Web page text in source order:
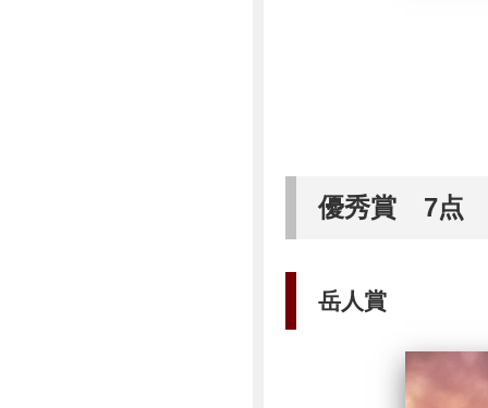
優秀賞 7点
岳人賞